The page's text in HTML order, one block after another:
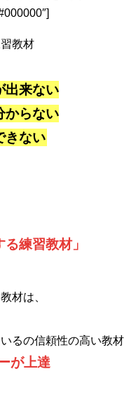
出来ない
からない
きない
練習教材」
材は、
るの信頼性の高い教材
が上達